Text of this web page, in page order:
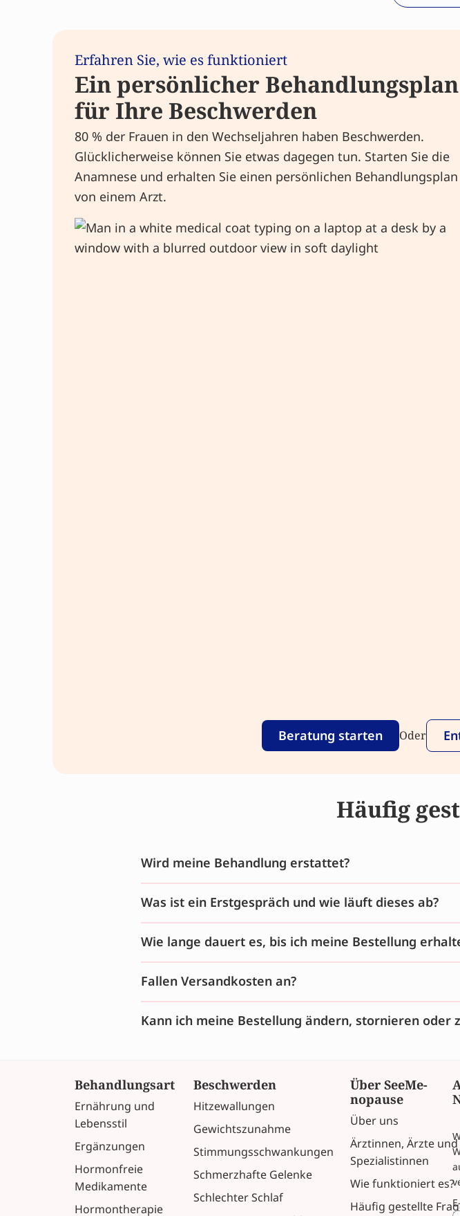
Erfahren Sie, wie es funktioniert
Ein persönlicher Behandlungsplan
für Ihre Beschwerden
80 % der Frauen in den Wechseljahren haben Beschwerden.
Glücklicherweise können Sie etwas dagegen tun. Starten Sie die
Anamnese und erhalten Sie einen persönlichen Behandlungsplan
von einem Arzt.
Beratung starten Oder
Häufig
Wird meine Behandlung erstattet?
Was ist ein Erstgespräch und wie läuft dieses ab?
Wie lange dauert es, bis ich meine Bestellung
Fallen Versandkosten an?
Kann ich meine Bestellung ändern, stornieren oder
Behandlungsart
Ernährung und
Lebensstil
Ergänzungen
Hormonfreie
Medikamente
Hormontherapie
Beschwerden
Hitzewallungen
Gewichtszunahme
Stimmungsschwankungen
Schmerzhafte Gelenke
Schlechter Schlaf
Über SeeMe-
nopause
Über uns
Ärztinnen, Ärzte und
Spezialistinnen
Wie funktioniert es?
Häufig gestellte